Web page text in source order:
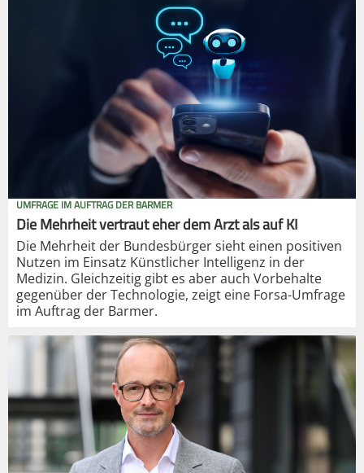
UMFRAGE IM AUFTRAG DER BARMER
Die Mehrheit vertraut eher dem Arzt als auf KI
Die Mehrheit der Bundesbürger sieht einen positiven
Nutzen im Einsatz Künstlicher Intelligenz in der
Medizin. Gleichzeitig gibt es aber auch Vorbehalte
gegenüber der Technologie, zeigt eine Forsa-Umfrage
im Auftrag der Barmer.